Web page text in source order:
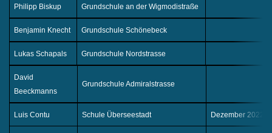
Philipp Biskup Grundschule an der Wigmodistraße
Benjamin Knecht Grundschule Schönebeck
Lukas Schapals Grundschule Nordstrasse
David
Beeckmanns
Grundschule Admiralstrasse
Luis Contu Schule Überseestadt Dezember 2022